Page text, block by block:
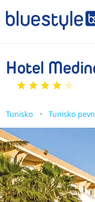
Hotel
Tunisko Tunisko